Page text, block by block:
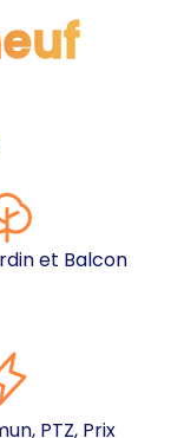
et Balcon
PTZ, Prix